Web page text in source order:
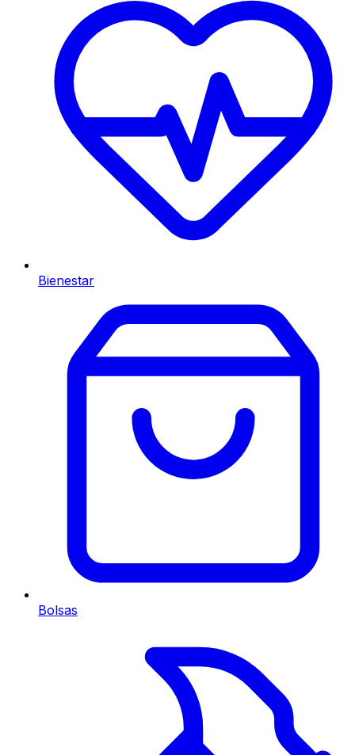
Bienestar
Bolsas